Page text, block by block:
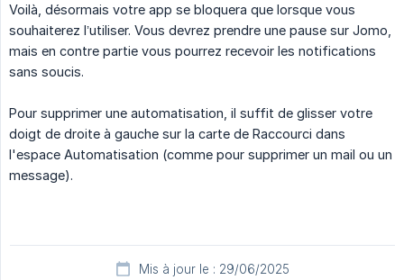
Voilà, désormais votre app se bloquera que lorsque vous
souhaiterez l’utiliser. Vous devrez prendre une pause sur Jomo,
mais en contre partie vous pourrez recevoir les notifications
sans soucis.
Pour supprimer une automatisation, il suffit de glisser votre
doigt de droite à gauche sur la carte de Raccourci dans
l'espace Automatisation (comme pour supprimer un mail ou un
message).
Mis à jour le : 29/06/2025